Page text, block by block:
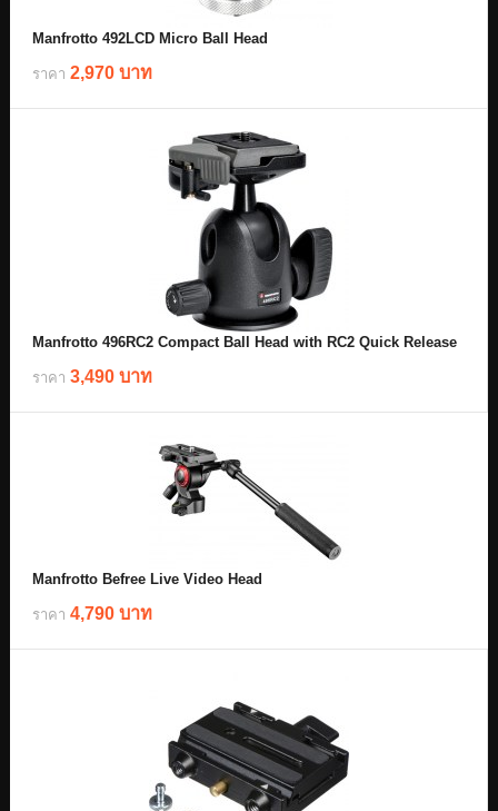
Manfrotto 492LCD Micro Ball Head
ราคา 2,970 บาท
Manfrotto 496RC2 Compact Ball Head with RC2 Quick Release
ราคา 3,490 บาท
Manfrotto Befree Live Video Head
ราคา 4,790 บาท